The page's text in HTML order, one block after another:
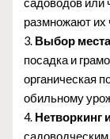
размножают их
3. Выбор
посадка и
органическая
обильному
4. Нетворкинг